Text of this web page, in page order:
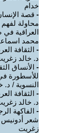
خدام
- قصة
محاولة
العراقية
محمد
- الثقافة
د. خالد
- الأنساق
للأسطورة
النسوية / د.
- الثقافة
د. خالد
- الفاكهة
شعر أدونيس
زغريت